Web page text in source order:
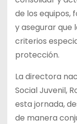
de los equipos,
y asegurar que
criterios
protección.
La directora
Social Juvenil,
esta jornada,
de manera